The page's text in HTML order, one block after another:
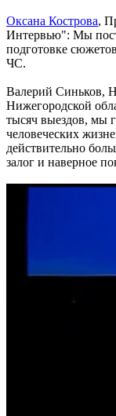
Оксана Кострова,
Интервью": Мы
подготовке
ЧС.
Валерий Синьков,
Нижегородской
тысяч выездов, мы
человеческих
действительно
залог и наверное